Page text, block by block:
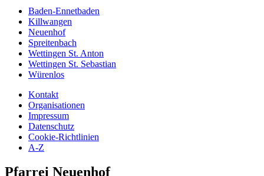
Baden-Ennetbaden
Killwangen
Neuenhof
Spreitenbach
Wettingen St. Anton
Wettingen St. Sebastian
Würenlos
Kontakt
Organisationen
Impressum
Datenschutz
Cookie-Richtlinien
A-Z
Pfarrei Neuenhof